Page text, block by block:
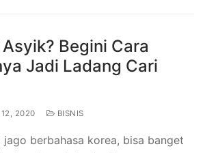
Begini Cara
Jadi Ladang Cari
2020 BISNIS
berbahasa korea, bisa banget